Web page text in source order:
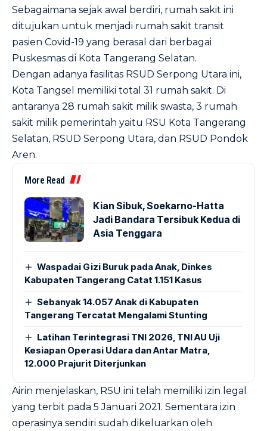
Sebagaimana sejak awal berdiri, rumah sakit ini
ditujukan untuk menjadi rumah sakit transit
pasien Covid-19 yang berasal dari berbagai
Puskesmas di Kota Tangerang Selatan.
Dengan adanya fasilitas RSUD Serpong Utara ini,
Kota Tangsel memiliki total 31 rumah sakit. Di
antaranya 28 rumah sakit milik swasta, 3 rumah
sakit milik pemerintah yaitu RSU Kota Tangerang
Selatan, RSUD Serpong Utara, dan RSUD Pondok
Aren.
More Read
Kian Sibuk, Soekarno-Hatta
Jadi Bandara Tersibuk Kedua di
Asia Tenggara
Waspadai Gizi Buruk pada Anak, Dinkes
Kabupaten Tangerang Catat 1.151 Kasus
Sebanyak 14.057 Anak di Kabupaten
Tangerang Tercatat Mengalami Stunting
Latihan Terintegrasi TNI 2026, TNI AU Uji
Kesiapan Operasi Udara dan Antar Matra,
12.000 Prajurit Diterjunkan
Airin menjelaskan, RSU ini telah memiliki izin legal
yang terbit pada 5 Januari 2021. Sementara izin
operasinya sendiri sudah dikeluarkan oleh